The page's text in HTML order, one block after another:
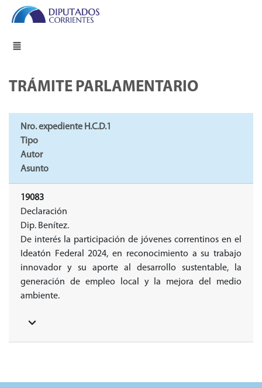
TRÁMITE PARLAMENTARIO
Nro. expediente H.C.D.1
Tipo
Autor
Asunto
19083
Declaración
Dip. Benítez.
De interés la participación de jóvenes correntinos en el
Ideatón Federal 2024, en reconocimiento a su trabajo
innovador y su aporte al desarrollo sustentable, la
generación de empleo local y la mejora del medio
ambiente.